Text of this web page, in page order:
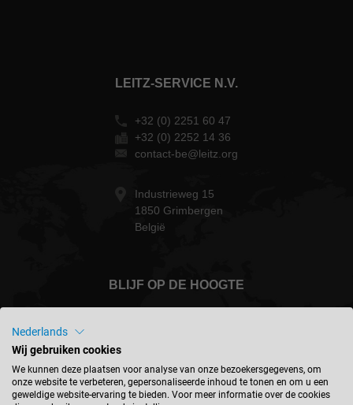
LEITZ-SERVICE N.V.
+32 (0) 2251 60 47
+32 (0) 2252 14 36
contact-be@leitz.org
Industrieweg 15
1850 Grimbergen
België
BLIJF OP DE HOOGTE
België - nederlands
Nederlands
Wij gebruiken cookies
We kunnen deze plaatsen voor analyse van onze bezoekersgegevens, om
onze website te verbeteren, gepersonaliseerde inhoud te tonen en om u een
geweldige website-ervaring te bieden. Voor meer informatie over de cookies